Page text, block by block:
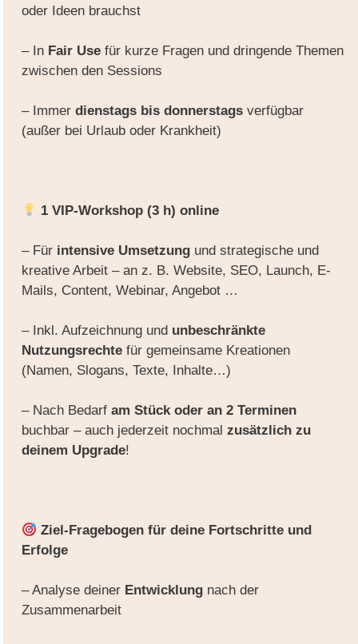
oder Ideen brauchst
– In Fair Usefür kurze Fragen und dringende Themen
zwischen den Sessions
– Immer dienstags bis donnerstagsverfügbar
(außer bei Urlaub oder Krankheit)
1 VIP-Workshop (3 h) online
– Für intensive Umsetzungund strategische und
kreative Arbeit – an z. B. Website, SEO, Launch, E-
Mails, Content, Webinar, Angebot …
– Inkl. Aufzeichnung und unbeschränkte
Nutzungsrechtefür gemeinsame Kreationen
(Namen, Slogans, Texte, Inhalte…)
– Nach Bedarf am Stück oder an 2 Terminen
buchbar – auch jederzeit nochmal zusätzlich zu
deinem Upgrade!
Ziel-Fragebogen für deine Fortschritte und
Erfolge
– Analyse deiner Entwicklungnach der
Zusammenarbeit